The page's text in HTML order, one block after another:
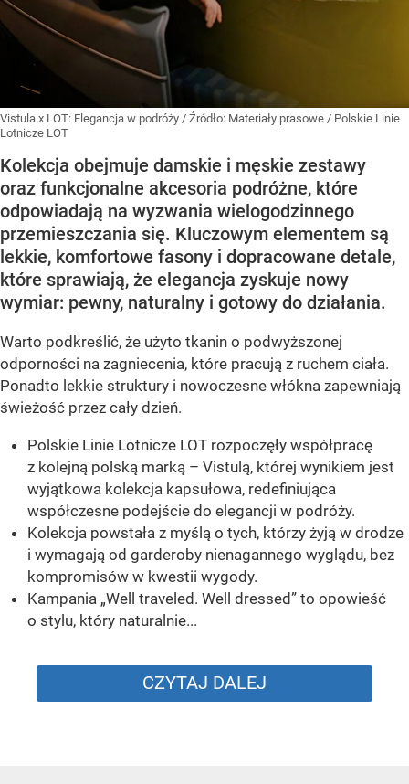
Vistula x LOT: Elegancja w podróży / Źródło: Materiały prasowe / Polskie Linie
Lotnicze LOT
Kolekcja obejmuje damskie i męskie zestawy
oraz funkcjonalne akcesoria podróżne, które
odpowiadają na wyzwania wielogodzinnego
przemieszczania się. Kluczowym elementem są
lekkie, komfortowe fasony i dopracowane detale,
które sprawiają, że elegancja zyskuje nowy
wymiar: pewny, naturalny i gotowy do działania.
Warto podkreślić, że użyto tkanin o podwyższonej
odporności na zagniecenia, które pracują z ruchem ciała.
Ponadto lekkie struktury i nowoczesne włókna zapewniają
świeżość przez cały dzień.
Polskie Linie Lotnicze LOT rozpoczęły współpracę
z kolejną polską marką – Vistulą, której wynikiem jest
wyjątkowa kolekcja kapsułowa, redefiniująca
współczesne podejście do elegancji w podróży.
Kolekcja powstała z myślą o tych, którzy żyją w drodze
i wymagają od garderoby nienagannego wyglądu, bez
kompromisów w kwestii wygody.
Kampania „Well traveled. Well dressed” to opowieść
o stylu, który naturalnie...
CZYTAJ DALEJ